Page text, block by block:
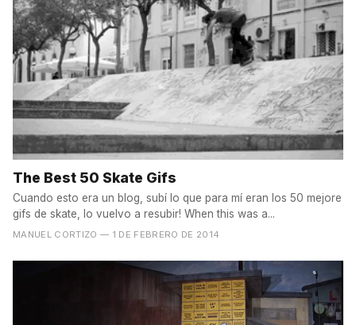
The Best 50 Skate Gifs
Cuando esto era un blog, subí lo que para mí eran los 50 mejore
gifs de skate, lo vuelvo a resubir! When this was a...
MANUEL CORTIZO — 1 DE FEBRERO DE 2014